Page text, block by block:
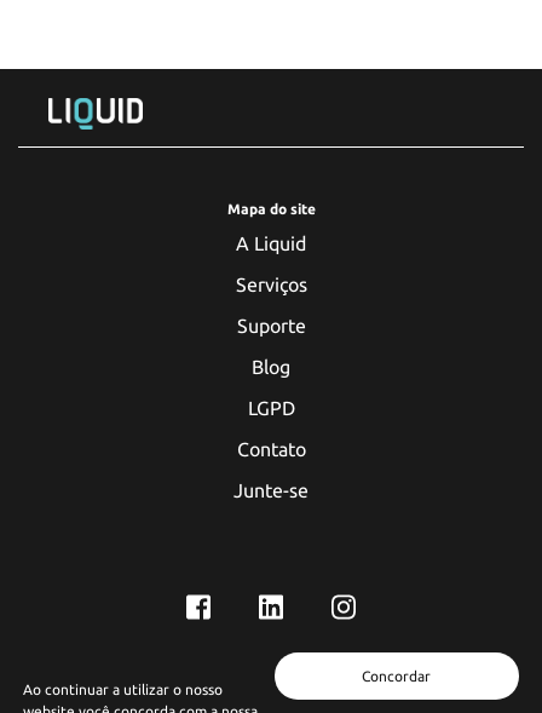
Mapa do site
A Liquid
Serviços
Suporte
Blog
LGPD
Contato
Junte-se
atendimento@liquidworks.com.br
+55 (51) 3714-1234
R. Júlio Francisco Born, 111 - Sala 302 - Florestal, Lajeado - RS, 95900-
Ao continuar a utilizar o nosso
Concordar